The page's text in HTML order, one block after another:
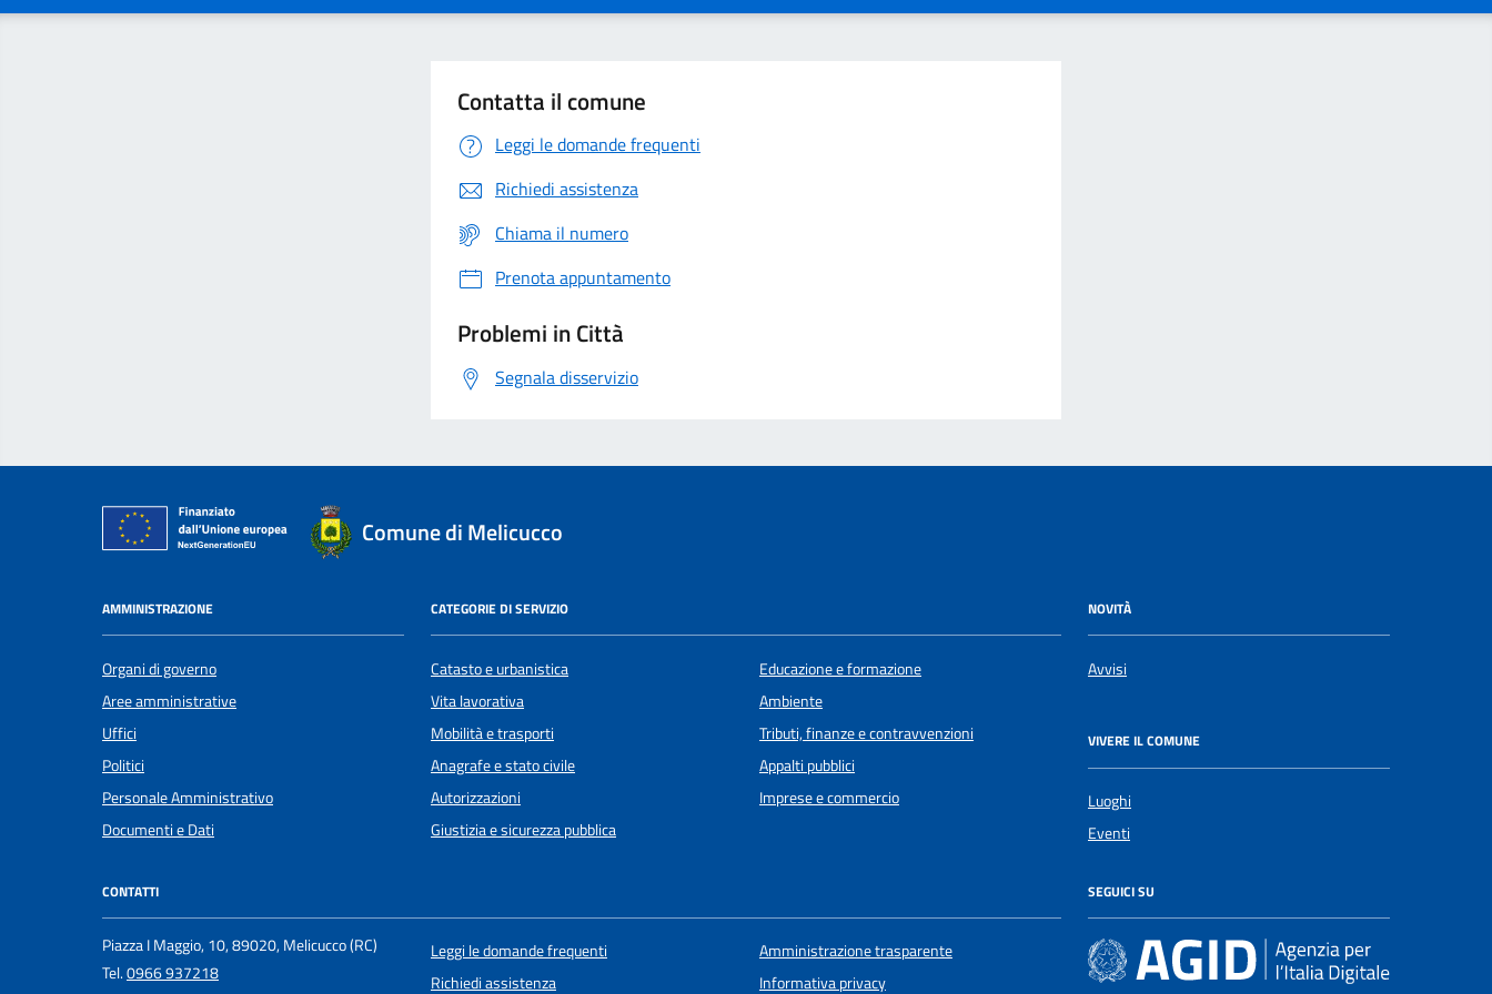
Contatta il comune
Leggi le domande frequenti
Richiedi assistenza
Chiama il numero
Prenota appuntamento
Problemi in Città
Segnala disservizio
Comune di Melicucco
AMMINISTRAZIONE
Organi di governo
Aree amministrative
Uffici
Politici
Personale Amministrativo
Documenti e Dati
CATEGORIE DI SERVIZIO
Catasto e urbanistica
Vita lavorativa
Mobilità e trasporti
Anagrafe e stato civile
Autorizzazioni
Giustizia e sicurezza pubblica
Educazione e formazione
Ambiente
Tributi, finanze e contravvenzioni
Appalti pubblici
Imprese e commercio
NOVITÀ
Avvisi
VIVERE IL COMUNE
Luoghi
Eventi
CONTATTI
Piazza I Maggio, 10, 89020, Melicucco (RC)
Tel.0966 937218
Leggi le domande frequenti
Richiedi assistenza
Amministrazione trasparente
Informativa privacy
SEGUICI SU